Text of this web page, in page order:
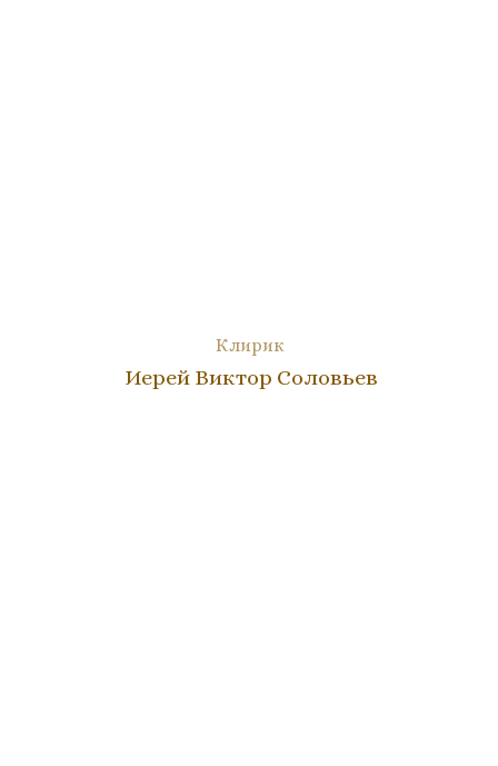
Клирик
Иерей Виктор Соловьев